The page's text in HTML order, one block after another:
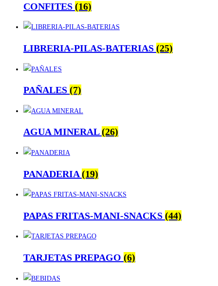
CONFITES (16)
LIBRERIA-PILAS-BATERIAS (25)
PAÑALES (7)
AGUA MINERAL(26)
PANADERIA(19)
PAPAS FRITAS-MANI-SNACKS (44)
TARJETAS PREPAGO (6)